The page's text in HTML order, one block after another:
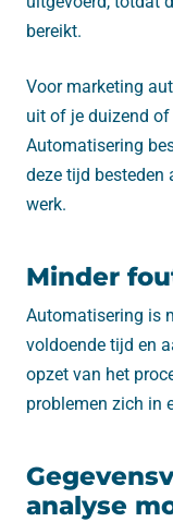
bereikt.
Voor marketing
uit of je duizend
Automatisering
deze tijd besteden
werk.
Minder
Automatisering is
voldoende tijd en
opzet van het
problemen zich in
analyse